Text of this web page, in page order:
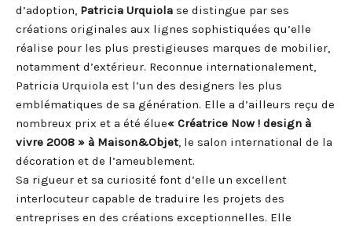
d’adoption, Patricia Urquiola se distingue par ses
créations originales aux lignes sophistiquées qu’elle
réalise pour les plus prestigieuses marques de mobilier,
notamment d’extérieur. Reconnue internationalement,
Patricia Urquiola est l’un des designers les plus
emblématiques de sa génération. Elle a d’ailleurs reçu de
nombreux prix et a été élue« Créatrice Now ! design à
vivre 2008 » à Maison&Objet, le salon international de la
décoration et de l’ameublement.
Sa rigueur et sa curiosité font d’elle un excellent
interlocuteur capable de traduire les projets des
entreprises en des créations exceptionnelles. Elle